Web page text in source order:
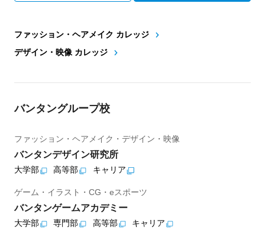
ファッション・ヘアメイク カレッジ
デザイン・映像 カレッジ
バンタングループ校
ファッション・ヘアメイク・デザイン・映像
バンタンデザイン研究所
大学部 高等部 キャリア
ゲーム・イラスト・CG・eスポーツ
バンタンゲームアカデミー
大学部 専門部 高等部 キャリア